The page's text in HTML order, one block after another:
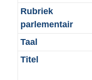
Rubriek
parlementair
Taal
Titel